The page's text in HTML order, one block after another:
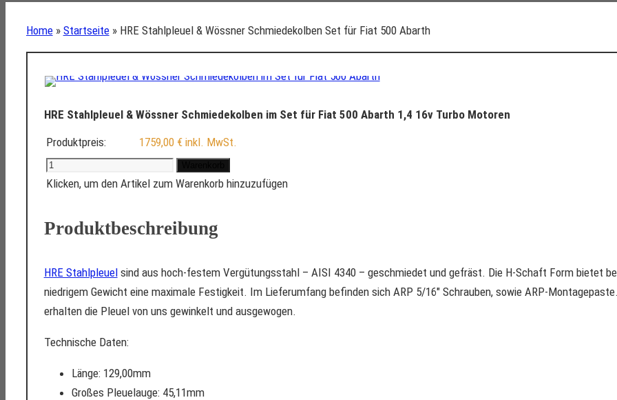
Home» Startseite» HRE Stahlpleuel & Wössner Schmiedekolben Set für Fiat 500 Abarth
HRE Stahlpleuel & Wössner Schmiedekolben im Set für Fiat 500 Abarth 1,4 16v Turbo Motoren
Produktpreis:
1759,00 € inkl. MwSt.
Klicken, um den Artikel zum Warenkorb hinzuzufügen
Produktbeschreibung
HRE Stahlpleuelsind aus hoch-festem Vergütungsstahl – AISI 4340 – geschmiedet und gefräst. Die H-Schaft Form bietet
niedrigem Gewicht eine maximale Festigkeit. Im Lieferumfang befinden sich ARP 5/16″ Schrauben, sowie ARP-
erhalten die Pleuel von uns gewinkelt und ausgewogen.
Technische Daten:
Länge: 129,00mm
Großes Pleuelauge: 45,11mm